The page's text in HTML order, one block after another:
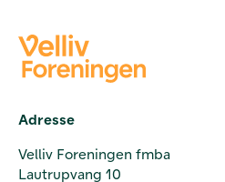
Adresse
Velliv Foreningen fmba
Lautrupvang 10